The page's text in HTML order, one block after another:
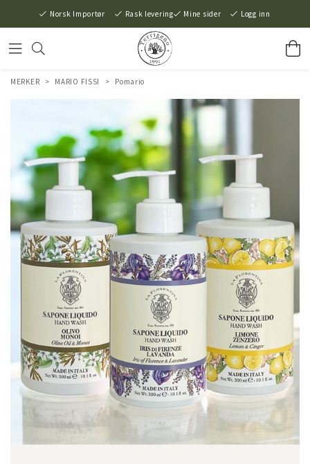
Norsk Importør Rask levering Mine sider Logg inn
MERKER > MARIO FISSI > Pomario